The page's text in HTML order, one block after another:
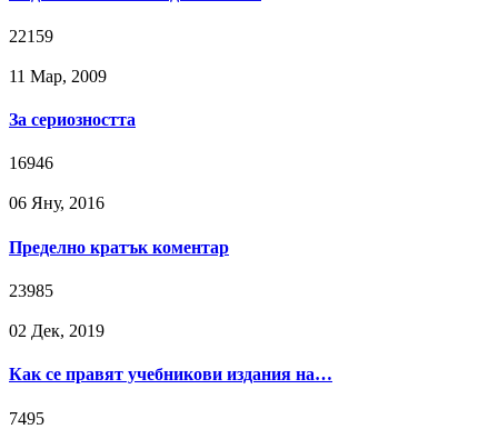
22159
11 Мар, 2009
За сериозността
16946
06 Яну, 2016
Пределно кратък коментар
23985
02 Дек, 2019
Как се правят учебникови издания на…
7495